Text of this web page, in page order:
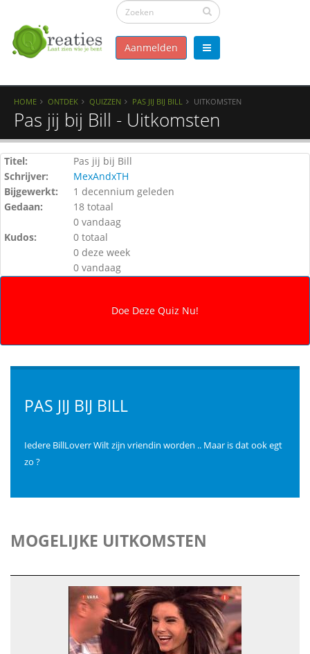
Aanmelden
HOME ONTDEK QUIZZEN PAS JIJ BIJ BILL UITKOMSTEN
Pas jij bij Bill - Uitkomsten
Titel:
Pas jij bij Bill
Schrijver:
MexAndxTH
Bijgewerkt:
1 decennium geleden
Gedaan:
18 totaal
0 vandaag
Kudos:
0 totaal
0 deze week
0 vandaag
PAS JIJ BIJ BILL
Iedere BillLoverr Wilt zijn vriendin worden .. Maar is dat ook egt
zo ?
MOGELIJKE UITKOMSTEN